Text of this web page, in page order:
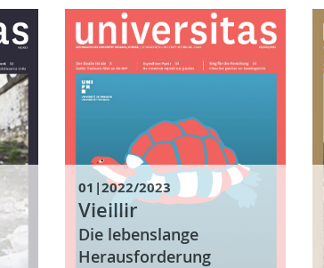
01|2022/2023
Vieillir
Die lebenslange
Herausforderung